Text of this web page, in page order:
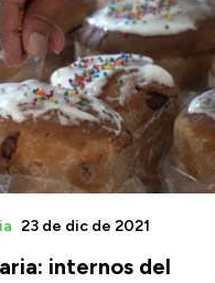
internos del
23 de dic de 2021